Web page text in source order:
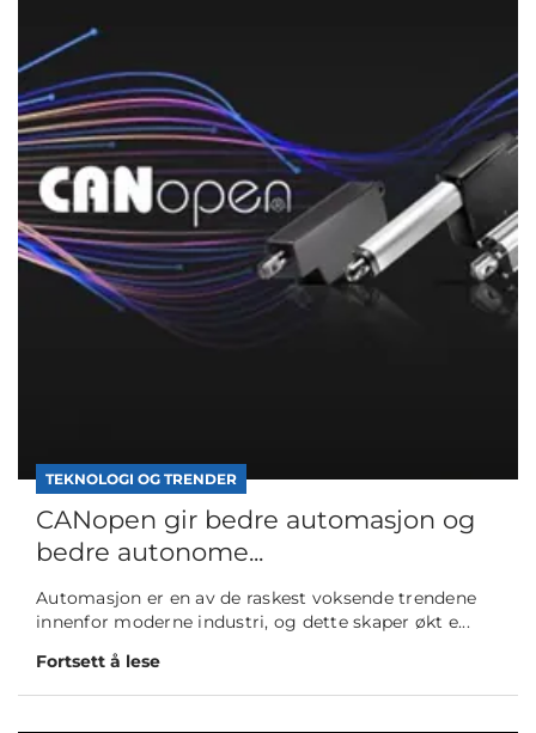
TEKNOLOGI OG TRENDER
CANopen gir bedre automasjon og
bedre autonome...
Automasjon er en av de raskest voksende trendene
innenfor moderne industri, og dette skaper økt e...
Fortsett å lese